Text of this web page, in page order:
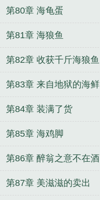
第80章 海龟蛋
第81章 海狼鱼
第82章 收获千斤海狼鱼
第83章 来自地狱的海鲜
第84章 装满了货
第85章 海鸡脚
第86章 醉翁之意不在酒
第87章 美滋滋的卖出